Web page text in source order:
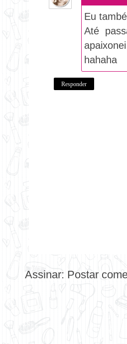
Eu
Até
hahaha
Responder
Assinar: Postar